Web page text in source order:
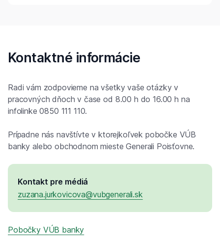
Kontaktné informácie
Radi vám zodpovieme na všetky vaše otázky v
pracovných dňoch v čase od 8.00 h do 16.00 h na
infolinke 0850 111 110.
Prípadne nás navštívte v ktorejkoľvek pobočke VÚB
banky alebo obchodnom mieste Generali Poisťovne.
Kontakt pre médiá
zuzana.jurkovicova@vubgenerali.sk
Pobočky VÚB banky